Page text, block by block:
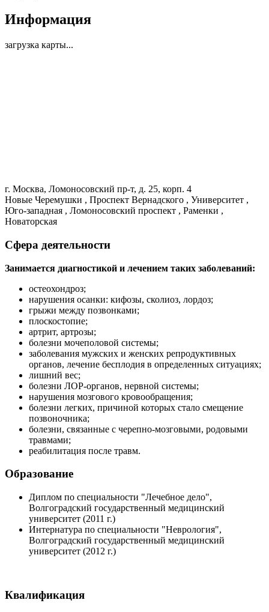
Информация
загрузка карты...
г. Москва, Ломоносовский пр-т, д. 25, корп. 4
Новые Черемушки , Проспект Вернадского , Университет ,
Юго-западная , Ломоносовский проспект , Раменки ,
Новаторская
Сфера деятельности
Занимается диагностикой и лечением таких заболеваний:
остеохондроз;
нарушения осанки: кифозы, сколиоз, лордоз;
грыжи между позвонками;
плоскостопие;
артрит, артрозы;
болезни мочеполовой системы;
заболевания мужских и женских репродуктивных
органов, лечение бесплодия в определенных ситуациях;
лишний вес;
болезни ЛОР-органов, нервной системы;
нарушения мозгового кровообращения;
болезни легких, причиной которых стало смещение
позвоночника;
болезни, связанные с черепно-мозговыми, родовыми
травмами;
реабилитация после травм.
Образование
Диплом по специальности "Лечебное дело",
Волгоградский государственный медицинский
университет (2011 г.)
Интернатура по специальности "Неврология",
Волгоградский государственный медицинский
университет (2012 г.)
Квалификация